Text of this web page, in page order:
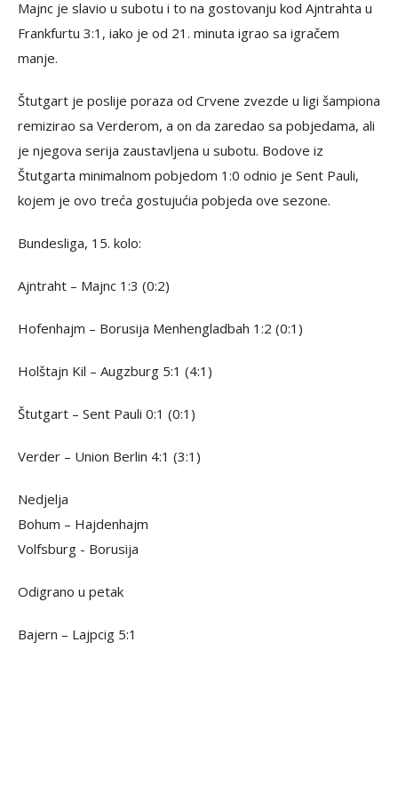
Majnc je slavio u subotu i to na gostovanju kod Ajntrahta u
Frankfurtu 3:1, iako je od 21. minuta igrao sa igračem
manje.
Štutgart je poslije poraza od Crvene zvezde u ligi šampiona
remizirao sa Verderom, a on da zaredao sa pobjedama, ali
je njegova serija zaustavljena u subotu. Bodove iz
Štutgarta minimalnom pobjedom 1:0 odnio je Sent Pauli,
kojem je ovo treća gostujućia pobjeda ove sezone.
Bundesliga, 15. kolo:
Ajntraht – Majnc 1:3 (0:2)
Hofenhajm – Borusija Menhengladbah 1:2 (0:1)
Holštajn Kil – Augzburg 5:1 (4:1)
Štutgart – Sent Pauli 0:1 (0:1)
Verder – Union Berlin 4:1 (3:1)
Nedjelja
Bohum – Hajdenhajm
Volfsburg - Borusija
Odigrano u petak
Bajern – Lajpcig 5:1